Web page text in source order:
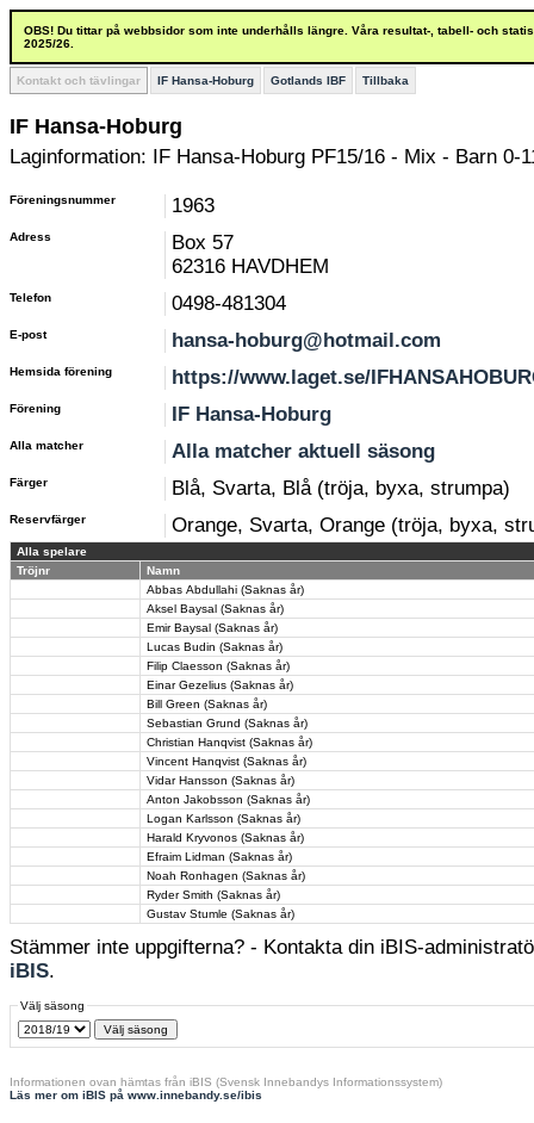
OBS! Du tittar på webbsidor som inte underhålls längre. Våra resultat-, tabell- och
2025/26.
Kontakt och tävlingar IF Hansa-Hoburg Gotlands IBF Tillbaka
IF Hansa-Hoburg
Laginformation: IF Hansa-Hoburg PF15/16 - Mix - Barn 0-
Föreningsnummer 1963
Adress
Box 57
62316 HAVDHEM
Telefon 0498-481304
E-post hansa-hoburg@hotmail.com
Hemsida förening https://www.laget.se/
Förening IF Hansa-Hoburg
Alla matcher Alla matcher aktuell säsong
Färger Blå, Svarta, Blå (tröja, byxa, strumpa)
Reservfärger Orange, Svarta, Orange (tröja, byxa,
Alla spelare
Tröjnr
Namn
Abbas Abdullahi (Saknas år)
Aksel Baysal (Saknas år)
Emir Baysal (Saknas år)
Lucas Budin (Saknas år)
Filip Claesson (Saknas år)
Einar Gezelius (Saknas år)
Bill Green (Saknas år)
Sebastian Grund (Saknas år)
Christian Hanqvist (Saknas år)
Vincent Hanqvist (Saknas år)
Vidar Hansson (Saknas år)
Anton Jakobsson (Saknas år)
Logan Karlsson (Saknas år)
Harald Kryvonos (Saknas år)
Efraim Lidman (Saknas år)
Noah Ronhagen (Saknas år)
Ryder Smith (Saknas år)
Gustav Stumle (Saknas år)
Stämmer inte uppgifterna? - Kontakta din iBIS-
iBIS.
Välj säsong
Informationen ovan hämtas från iBIS (Svensk Innebandys Informationssystem)
Läs mer om iBIS på www.innebandy.se/ibis